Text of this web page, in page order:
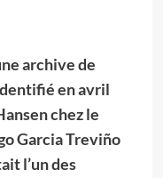
archive de
en avril
chez le
Garcia Treviño
l’un des